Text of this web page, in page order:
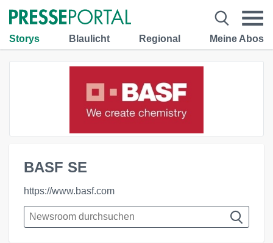
Storys Blaulicht Regional Meine Abos
BASF SE
https://www.basf.com